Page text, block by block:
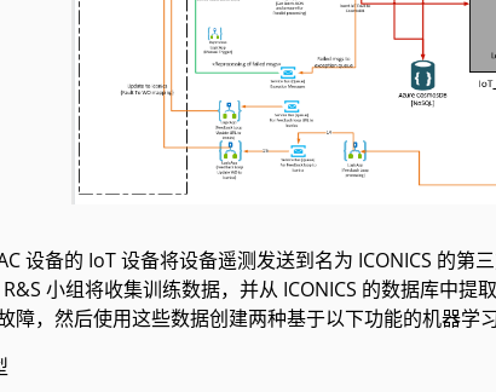
设备的 IoT 设备将设备遥测发送到名为 ICONICS 的
小组将收集训练数据，并从 ICONICS 的数据库中
障，然后使用这些数据创建两种基于以下功能的机器学